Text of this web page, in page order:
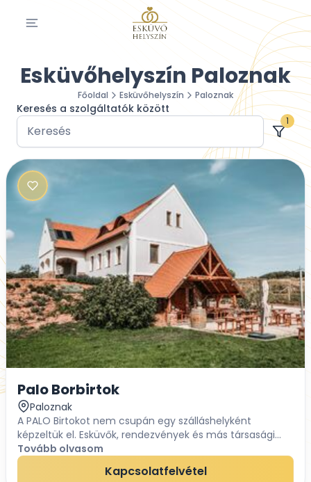
Esküvőhelyszín Paloznak
Főoldal Esküvőhelyszín Paloznak
Keresés a szolgáltatók között
1
Palo Borbirtok
Paloznak
A PALO Birtokot nem csupán egy szálláshelyként
képzeltük el. Esküvők, rendezvények és más társasági
események, ünnepek helyszíneként is biztosítjuk
közösségi élmények számára a teret és a lehetőséget....
Tovább olvasom
Kapcsolatfelvétel